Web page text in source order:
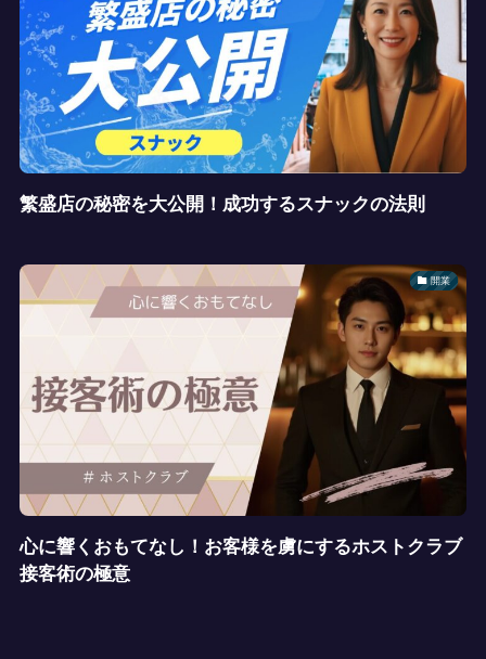
繁盛店の秘密を大公開！成功するスナックの法則
開業
心に響くおもてなし！お客様を虜にするホストクラブ
接客術の極意